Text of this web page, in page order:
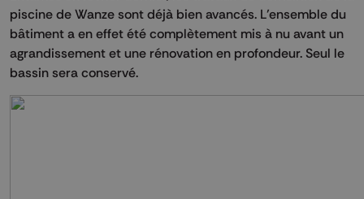
piscine de Wanze sont déjà bien avancés. L’ensemble du
bâtiment a en effet été complètement mis à nu avant un
agrandissement et une rénovation en profondeur. Seul le
bassin sera conservé.